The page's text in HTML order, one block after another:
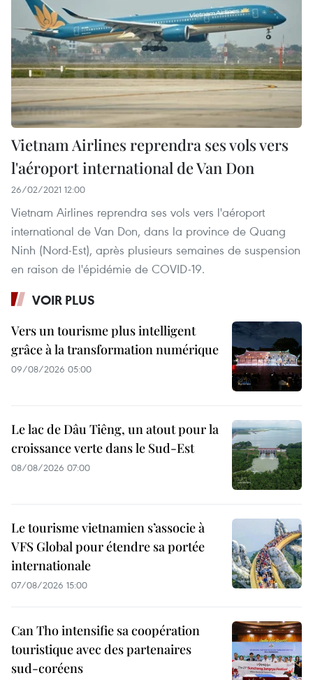
Vietnam Airlines reprendra ses vols vers
l'aéroport international de Van Don
26/02/2021 12:00
Vietnam Airlines reprendra ses vols vers l'aéroport
international de Van Don, dans la province de Quang
Ninh (Nord-Est), après plusieurs semaines de suspension
en raison de l'épidémie de COVID-19.
VOIR PLUS
Vers un tourisme plus intelligent
grâce à la transformation numérique
09/08/2026 05:00
Le lac de Dâu Tiêng, un atout pour la
croissance verte dans le Sud-Est
08/08/2026 07:00
Le tourisme vietnamien s’associe à
VFS Global pour étendre sa portée
internationale
07/08/2026 15:00
Can Tho intensifie sa coopération
touristique avec des partenaires
sud-coréens